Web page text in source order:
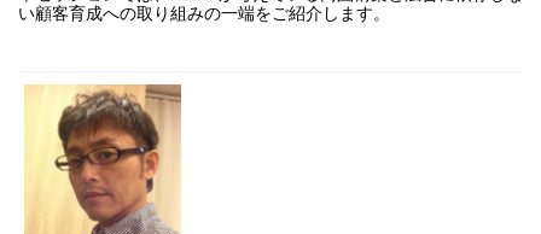
い顧客育成への取り組みの一端をご紹介します。